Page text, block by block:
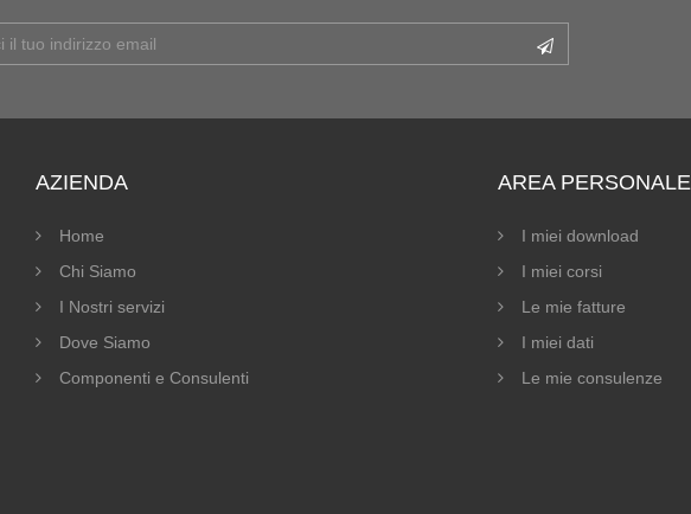
AZIENDA
Home
Chi Siamo
I Nostri servizi
Dove Siamo
Componenti e Consulenti
AREA PERSONALE
I miei download
I miei corsi
Le mie fatture
I miei dati
Le mie consulenze